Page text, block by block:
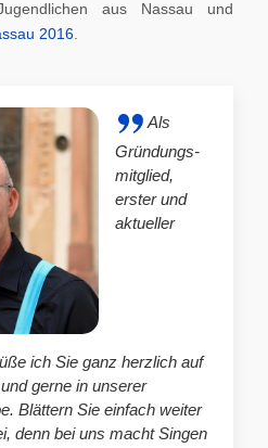
aus Nassau und
2016
Als
Gründungs-
mitglied,
erster und
aktueller
ich Sie ganz herzlich auf
gerne in unserer
Blättern Sie einfach weiter
denn bei uns macht Singen